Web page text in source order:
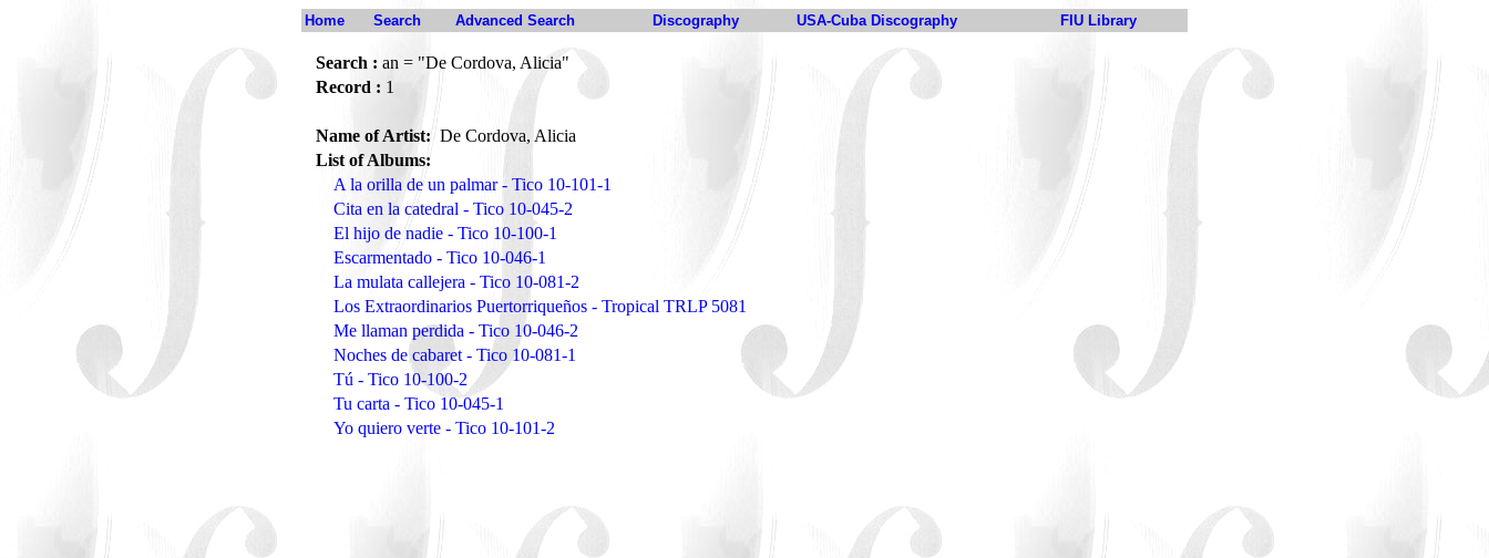
Home Search Advanced Search Discography USA-Cuba Discography FIU Library
Search : an = "De Cordova, Alicia"
Record : 1
Name of Artist:De Cordova, Alicia
List of Albums:
A la orilla de un palmar - Tico 10-101-1
Cita en la catedral - Tico 10-045-2
El hijo de nadie - Tico 10-100-1
Escarmentado - Tico 10-046-1
La mulata callejera - Tico 10-081-2
Los Extraordinarios Puertorriqueños - Tropical TRLP 5081
Me llaman perdida - Tico 10-046-2
Noches de cabaret - Tico 10-081-1
Tú - Tico 10-100-2
Tu carta - Tico 10-045-1
Yo quiero verte - Tico 10-101-2